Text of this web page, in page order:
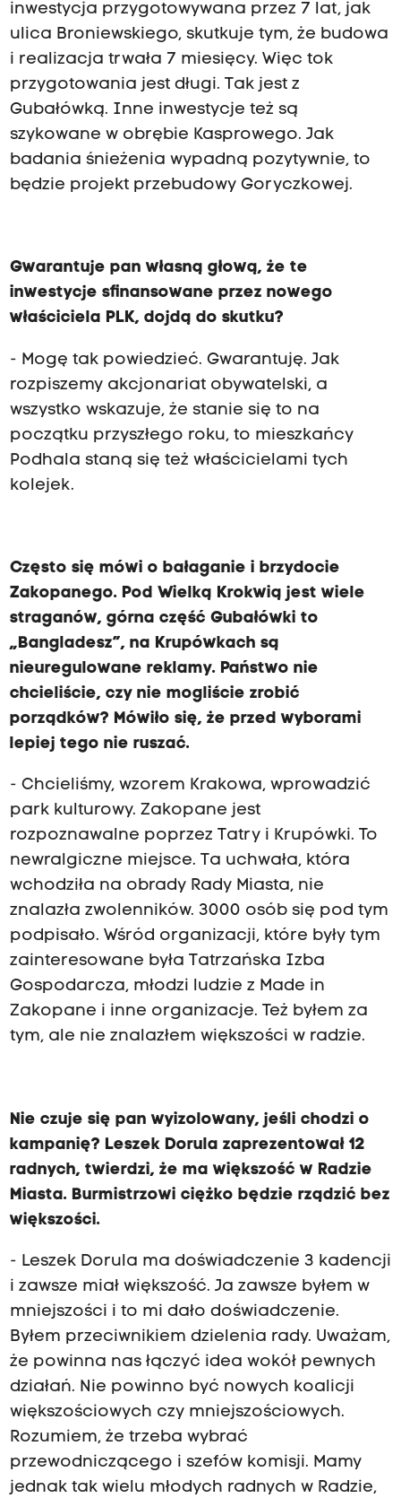
inwestycja przygotowywana przez 7 lat, jak
ulica Broniewskiego, skutkuje tym, że budowa
i realizacja trwała 7 miesięcy. Więc tok
przygotowania jest długi. Tak jest z
Gubałówką. Inne inwestycje też są
szykowane w obrębie Kasprowego. Jak
badania śnieżenia wypadną pozytywnie, to
będzie projekt przebudowy Goryczkowej.
Gwarantuje pan własną głową, że te
inwestycje sfinansowane przez nowego
właściciela PLK, dojdą do skutku?
- Mogę tak powiedzieć. Gwarantuję. Jak
rozpiszemy akcjonariat obywatelski, a
wszystko wskazuje, że stanie się to na
początku przyszłego roku, to mieszkańcy
Podhala staną się też właścicielami tych
kolejek.
Często się mówi o bałaganie i brzydocie
Zakopanego. Pod Wielką Krokwią jest wiele
straganów, górna część Gubałówki to
„Bangladesz”, na Krupówkach są
nieuregulowane reklamy. Państwo nie
chcieliście, czy nie mogliście zrobić
porządków? Mówiło się, że przed wyborami
lepiej tego nie ruszać.
- Chcieliśmy, wzorem Krakowa, wprowadzić
park kulturowy. Zakopane jest
rozpoznawalne poprzez Tatry i Krupówki. To
newralgiczne miejsce. Ta uchwała, która
wchodziła na obrady Rady Miasta, nie
znalazła zwolenników. 3000 osób się pod tym
podpisało. Wśród organizacji, które były tym
zainteresowane była Tatrzańska Izba
Gospodarcza, młodzi ludzie z Made in
Zakopane i inne organizacje. Też byłem za
tym, ale nie znalazłem większości w radzie.
Nie czuje się pan wyizolowany, jeśli chodzi o
kampanię? Leszek Dorula zaprezentował 12
radnych, twierdzi, że ma większość w Radzie
Miasta. Burmistrzowi ciężko będzie rządzić bez
większości.
- Leszek Dorula ma doświadczenie 3 kadencji
i zawsze miał większość. Ja zawsze byłem w
mniejszości i to mi dało doświadczenie.
Byłem przeciwnikiem dzielenia rady. Uważam,
że powinna nas łączyć idea wokół pewnych
działań. Nie powinno być nowych koalicji
większościowych czy mniejszościowych.
Rozumiem, że trzeba wybrać
przewodniczącego i szefów komisji. Mamy
jednak tak wielu młodych radnych w Radzie,